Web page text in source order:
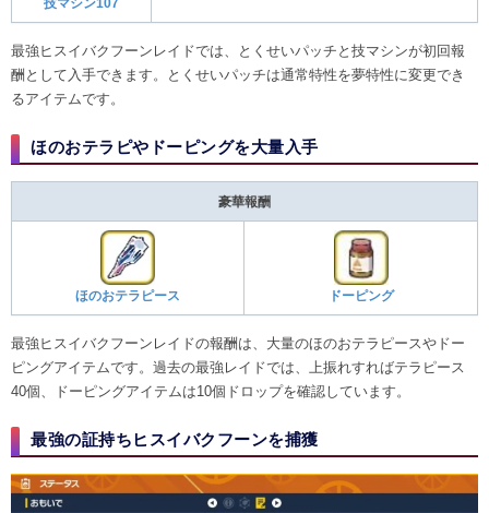
技マシン107
最強ヒスイバクフーンレイドでは、とくせいパッチと技マシンが初回報
酬として入手できます。とくせいパッチは通常特性を夢特性に変更でき
るアイテムです。
ほのおテラピやドーピングを大量入手
豪華報酬
ほのおテラピース ドーピング
最強ヒスイバクフーンレイドの報酬は、大量のほのおテラピースやドー
ピングアイテムです。過去の最強レイドでは、上振れすればテラピース
40個、ドーピングアイテムは10個ドロップを確認しています。
最強の証持ちヒスイバクフーンを捕獲